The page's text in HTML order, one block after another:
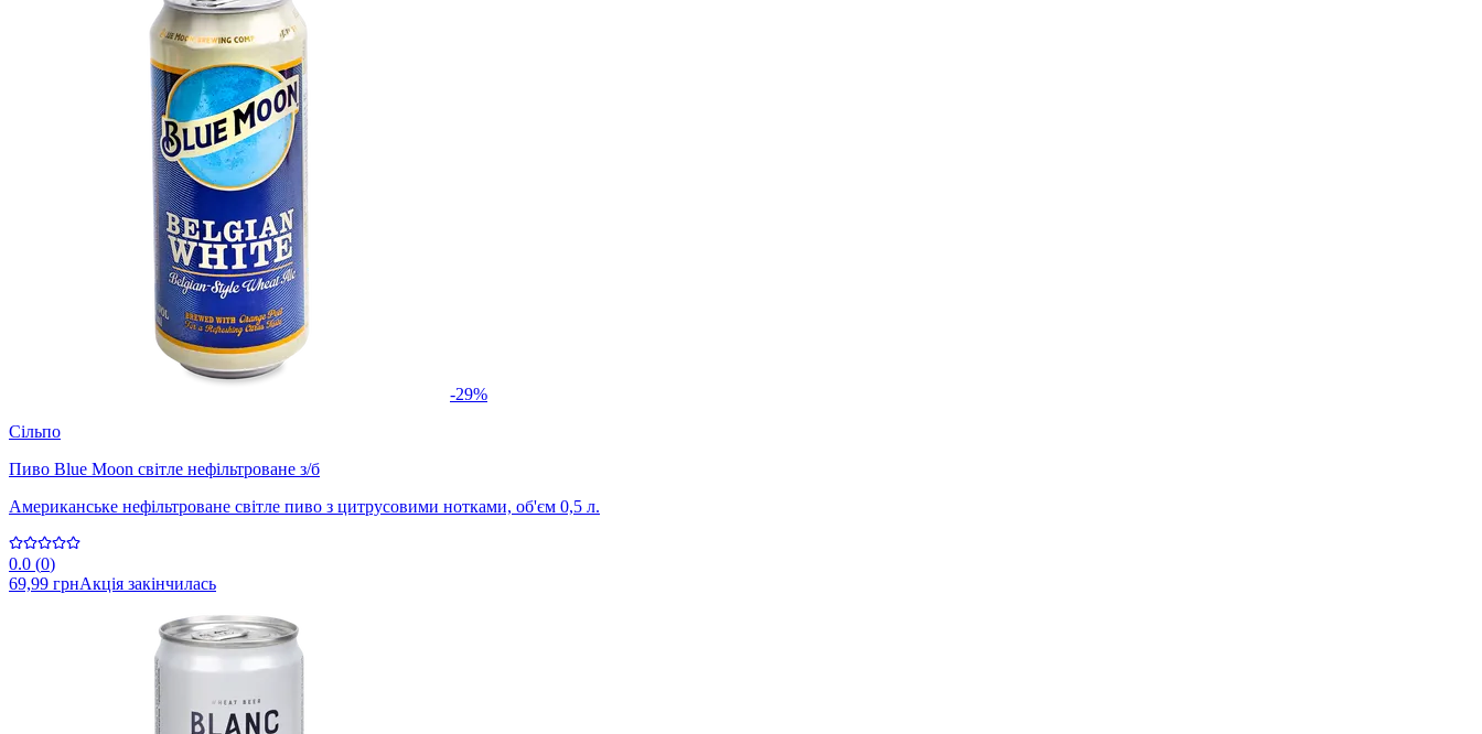
-29%
Сільпо
Пиво Blue Moon світле нефільтроване з/б
Американське нефільтроване світле пиво з цитрусовими нотками, об'єм 0,5 л.
0.0 (0)
69,99 грнАкція закінчилась